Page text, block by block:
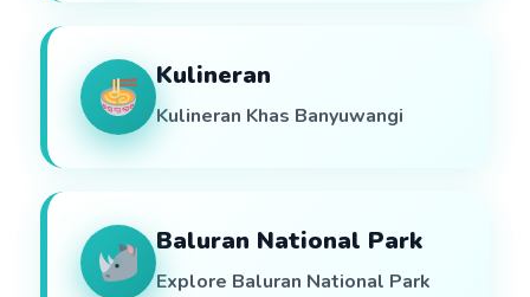
Kulineran
Kulineran Khas Banyuwangi
Baluran National Park
Explore Baluran National Park